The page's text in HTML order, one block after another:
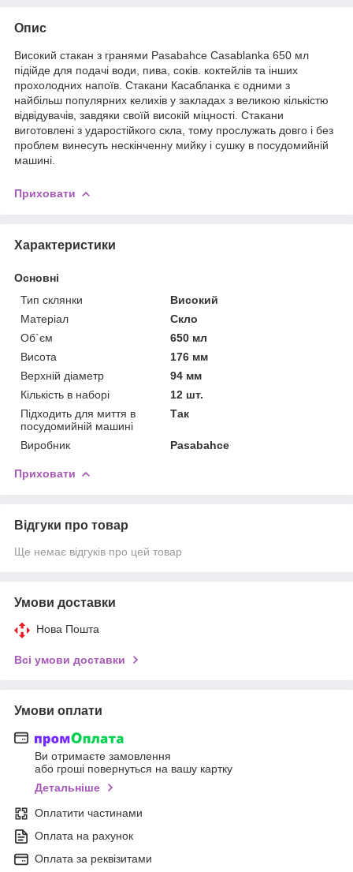
Опис
Високий стакан з гранями Pasabahce Casablanka 650 мл
підійде для подачі води, пива, соків. коктейлів та інших
прохолодних напоїв. Стакани Касабланка є одними з
найбільш популярних келихів у закладах з великою кількістю
відвідувачів, завдяки своїй високій міцності. Стакани
виготовлені з ударостійкого скла, тому прослужать довго і без
проблем винесуть нескінченну мийку і сушку в посудомийній
машині.
Приховати
Характеристики
Основні
Тип склянки
Високий
Матеріал
Скло
Об`єм
650 мл
Висота
176 мм
Верхній діаметр
94 мм
Кількість в наборі
12 шт.
Підходить для миття в
посудомийній машині
Так
Виробник Pasabahce
Приховати
Відгуки про товар
Ще немає відгуків про цей товар
Умови доставки
Нова Пошта
Всі умови доставки
Умови оплати
Ви отримаєте замовлення
або гроші повернуться на вашу картку
Детальніше
Оплатити частинами
Оплата на рахунок
Оплата за реквізитами